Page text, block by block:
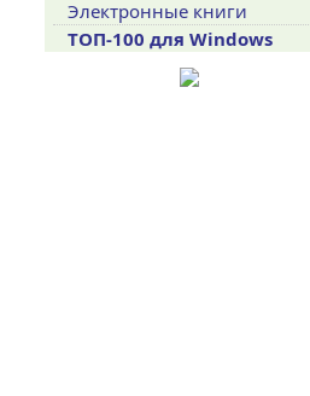
Электронные книги
ТОП-100 для Windows